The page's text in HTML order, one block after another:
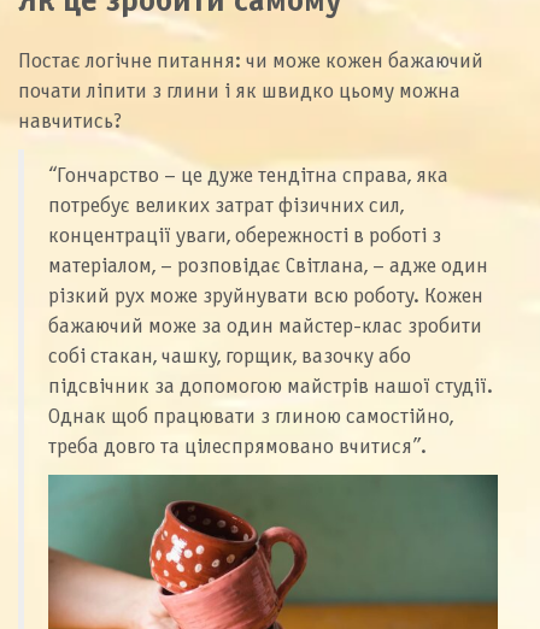
Постає логічне питання: чи може кожен бажаючий
почати ліпити з глини і як швидко цьому можна
навчитись?
“Гончарство – це дуже тендітна справа, яка
потребує великих затрат фізичних сил,
концентрації уваги, обережності в роботі з
матеріалом, – розповідає Світлана, – адже один
різкий рух може зруйнувати всю роботу. Кожен
бажаючий може за один майстер-клас зробити
собі стакан, чашку, горщик, вазочку або
підсвічник за допомогою майстрів нашої студії.
Однак щоб працювати з глиною самостійно,
треба довго та цілеспрямовано вчитися”.